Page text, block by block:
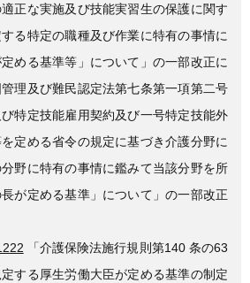
正な実施及び技能実習生の保護に関す
る特定の職種及び作業に特有の事情に
める基準等」について」の一部改正に
理及び難民認定法第七条第一項第二号
特定技能雇用契約及び一号特定技能外
定める省令の規定に基づき介護分野に
野に特有の事情に鑑みて当該分野を所
が定める基準」について」の一部改正
「介護保険法施行規則第140 条の63
する厚生労働大臣が定める基準の制定